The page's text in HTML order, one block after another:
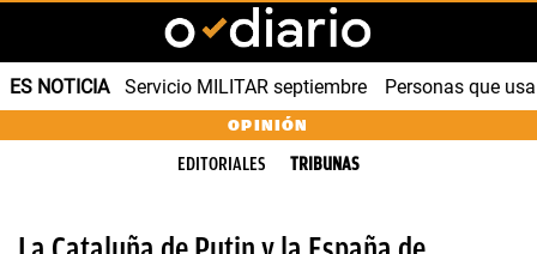
ES NOTICIA Servicio MILITAR septiembre Personas que
OPINIÓN
EDITORIALES TRIBUNAS